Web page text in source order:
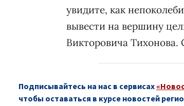
увидите, как
вывести на вершину
Викторовича Тихонова.
Подписывайтесь на нас в сервисах
чтобы оставаться в курсе новостей